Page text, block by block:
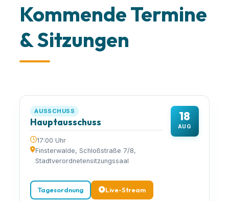
Kommende Termine
& Sitzungen
18
AUG
AUSSCHUSS
Hauptausschuss
17:00 Uhr
Finsterwalde, Schloßstraße 7/8,
Stadtverordnetensitzungssaal
Tagesordnung Live-Stream